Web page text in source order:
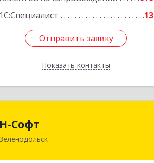
1С:Специалист
13
Отправить заявку
Показать контакты
Отправить заявку
Назад
Н-Софт
422521, Татарстан Респ (Татарстан),